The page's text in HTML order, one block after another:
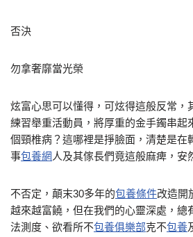
否決
勿拿奢靡當光榮
炫富心思可以懂得，可炫得這般反常，
練習舉重活動員，將厚重的金手鐲串起
個頸椎病？這哪裡是掙臉面，清楚是在
事包養網 人及其傢長們竟這般麻痺，安
不否定，顛末30多年的包養條件改造開
越來越富饒，但在我們的心靈深處，總
法測度、欲看所不包養俱樂部克不包養